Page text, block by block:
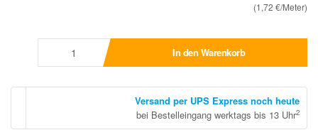
(1,72 €/Meter)
In den Warenkorb
Versand per UPS Express noch heute
bei Bestelleingang werktags bis 13 Uhr2